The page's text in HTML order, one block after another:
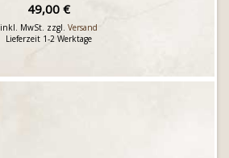
49,00 €
inkl. MwSt. zzgl. Versand
Lieferzeit 1-2 Werktage